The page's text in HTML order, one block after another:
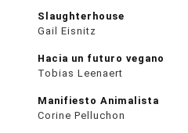
Slaughterhouse
Gail Eisnitz
Hacia un futuro vegano
Tobias Leenaert
Manifiesto Animalista
Corine Pelluchon